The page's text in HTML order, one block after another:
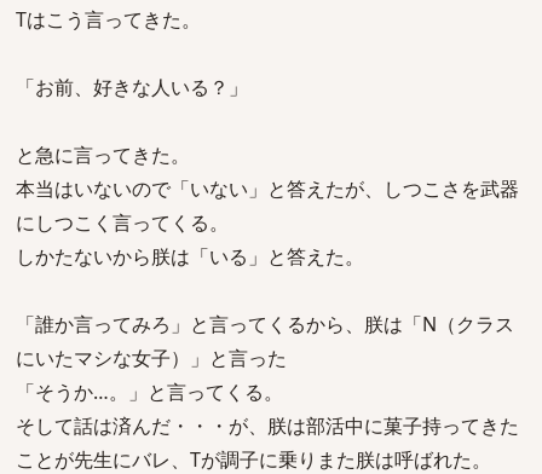
Tはこう言ってきた。
「お前、好きな人いる？」
と急に言ってきた。
本当はいないので「いない」と答えたが、しつこさを武器
にしつこく言ってくる。
しかたないから朕は「いる」と答えた。
「誰か言ってみろ」と言ってくるから、朕は「N（クラス
にいたマシな女子）」と言った
「そうか…。」と言ってくる。
そして話は済んだ・・・が、朕は部活中に菓子持ってきた
ことが先生にバレ、Tが調子に乗りまた朕は呼ばれた。